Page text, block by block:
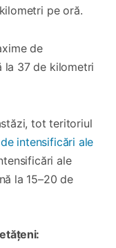
pe oră.
de
la 37 de kilometri
tot teritoriul
intensificări ale
ale
la 15–20 de